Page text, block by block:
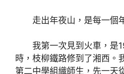
走出年夜山，是每一個
我第一次見到火車，是
時，枝柳鐵路修到了湘西。
第二中學組織師生，先一天